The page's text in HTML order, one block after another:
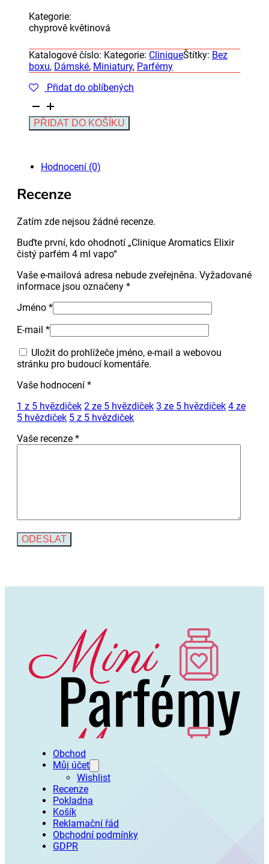
Kategorie:
chyprově květinová
Katalogové číslo: Kategorie: CliniqueŠtítky: Bez
boxu, Dámské, Miniatury, Parfémy
Přidat do oblíbených
Clinique
Aromatics
Elixir
množství
PŘIDAT DO KOŠÍKU
Hodnocení (0)
Recenze
Zatím zde nejsou žádné recenze.
Buďte první, kdo ohodnotí „Clinique Aromatics Elixir
čistý parfém 4 ml vapo“
Vaše e-mailová adresa nebude zveřejněna. Vyžadované
informace jsou označeny *
Jméno *
E-mail *
Uložit do prohlížeče jméno, e-mail a webovou
stránku pro budoucí komentáře.
Vaše hodnocení *
1 z 5 hvězdiček 2 ze 5 hvězdiček 3 ze 5 hvězdiček 4 ze
5 hvězdiček 5 z 5 hvězdiček
Vaše recenze *
Obchod
Můj účet
Wishlist
Recenze
Pokladna
Košík
Reklamační řád
Obchodní podmínky
GDPR